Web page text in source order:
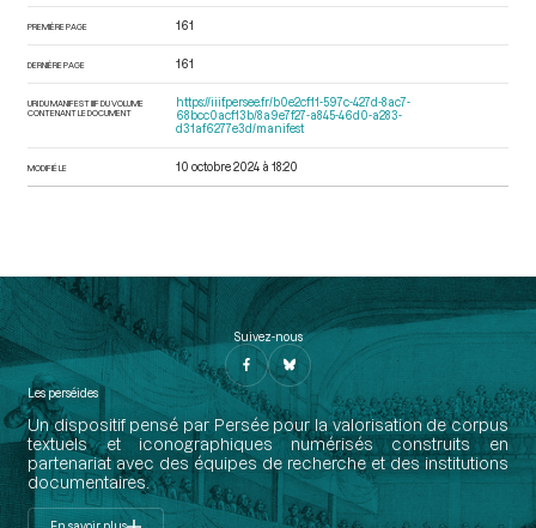
PREMIÈRE PAGE 161
DERNIÈRE PAGE 161
URI DU MANIFEST IIIF DU VOLUME
CONTENANT LE DOCUMENT
https://iiif.persee.fr/b0e2cf11-597c-427d-8ac7-
68bcc0acf13b/8a9e7f27-a845-46d0-a283-
d31af6277e3d/manifest
MODIFIÉ LE 10 octobre 2024 à 18:20
Suivez-nous
Les perséides
Un dispositif pensé par Persée pour la valorisation de corpus
textuels et iconographiques numérisés construits en
partenariat avec des équipes de recherche et des institutions
documentaires.